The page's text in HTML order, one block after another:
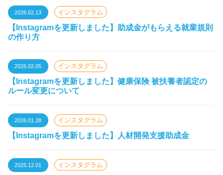
2026.02.13 インスタグラム
【Instagramを更新しました】助成金がもらえる就業規則
の作り方
2026.02.05 インスタグラム
【Instagramを更新しました】健康保険 被扶養者認定の
ルール変更について
2026.01.28 インスタグラム
【Instagramを更新しました】人材開発支援助成金
2025.12.01 インスタグラム